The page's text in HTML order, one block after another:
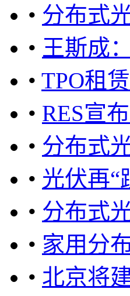
• 分布式
• 王斯成
• TPO租
• RES宣
• 分布式
• 光伏再“
• 分布式
• 家用分
• 北京将